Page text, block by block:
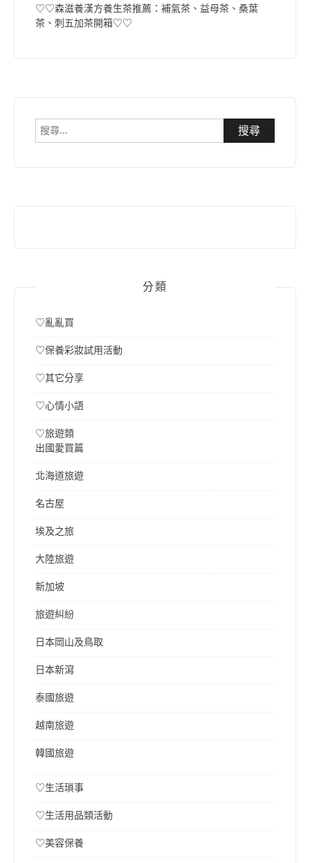
♡♡森滋養漢方養生茶推薦：補氣茶、益母茶、桑葉
茶、刺五加茶開箱♡♡
搜
分類
♡亂亂買
♡保養彩妝試用活動
♡其它分享
♡心情小語
♡旅遊類
出國愛買篇
北海道旅遊
名古屋
埃及之旅
大陸旅遊
新加坡
旅遊糾紛
日本岡山及鳥取
日本新瀉
泰國旅遊
越南旅遊
韓國旅遊
♡生活瑣事
♡生活用品類活動
♡美容保養